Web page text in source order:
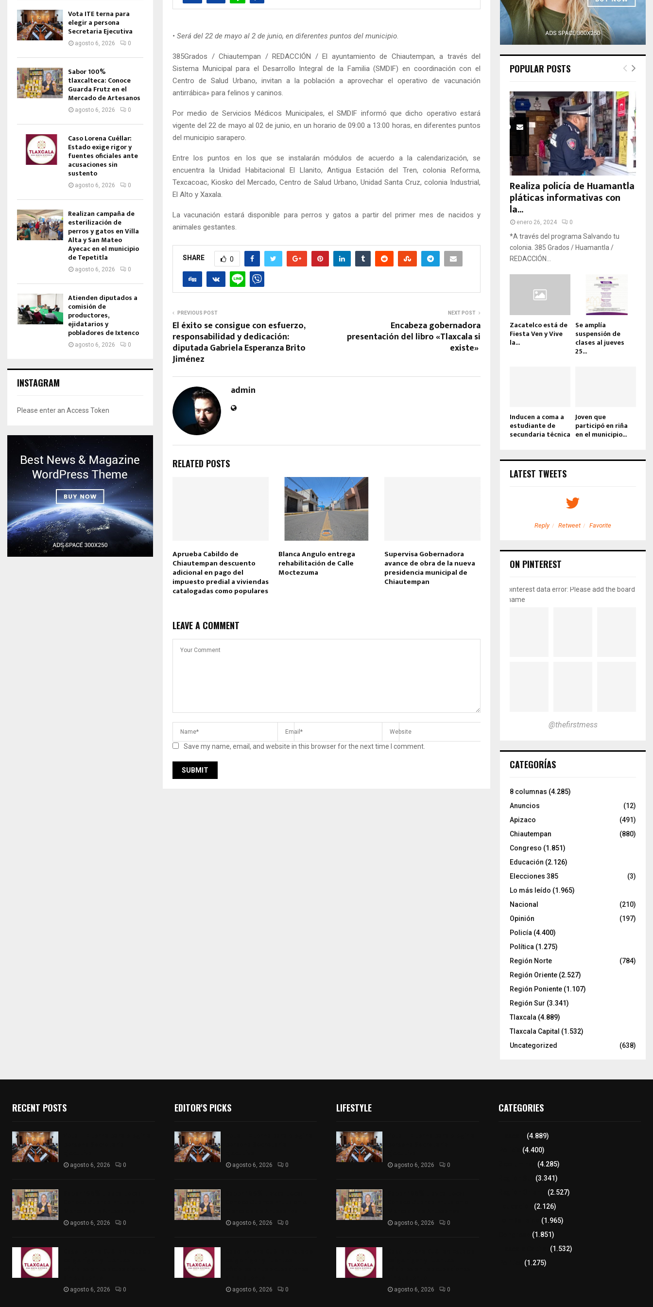
• Será del 22 de mayo al 2 de junio, en diferentes puntos del municipio
385Grados / Chiautempan / REDACCIÓN / El ayuntamiento de Chiautempan, a través del
Sistema Municipal para el Desarrollo Integral de la Familia (SMDIF) en coordinación con el
Centro de Salud Urbano, invitan a la población a aprovechar el operativo de vacunación
antirrábica» para felinos y caninos.
Por medio de Servicios Médicos Municipales, el SMDIF informó que dicho operativo estará
vigente del 22 de mayo al 02 de junio, en un horario de 09:00 a 13:00 horas, en diferentes puntos
del municipio sarapero.
Entre los puntos en los que se instalarán módulos de acuerdo a la calendarización, se
encuentra la Unidad Habitacional El Llanito, Antigua Estación del Tren, colonia Reforma,
Texcacoac, Kiosko del Mercado, Centro de Salud Urbano, Unidad Santa Cruz, colonia Industrial,
El Alto y Xaxala.
La vacunación estará disponible para perros y gatos a partir del primer mes de nacidos y
animales gestantes.
SHARE 0
PREVIOUS POST
El éxito se consigue con esfuerzo,
responsabilidad y dedicación:
diputada Gabriela Esperanza Brito
Jiménez
NEXT POST
Encabeza gobernadora
presentación del libro «Tlaxcala si
existe»
admin
RELATED POSTS
Aprueba Cabildo de
Chiautempan descuento
adicional en pago del
impuesto predial a viviendas
catalogadas como populares
Blanca Angulo entrega
rehabilitación de Calle
Moctezuma
Supervisa Gobernadora
avance de obra de la nueva
presidencia municipal de
Chiautempan
LEAVE A COMMENT
Save my name, email, and website in this browser for the next time I comment.
Vota ITE terna para
elegir a persona
Secretaria Ejecutiva
agosto 6, 2026 0
Sabor 100%
tlaxcalteca: Conoce
Guarda Frutz en el
Mercado de Artesanos
agosto 6, 2026 0
Caso Lorena Cuéllar:
Estado exige rigor y
fuentes oficiales ante
acusaciones sin
sustento
agosto 6, 2026 0
Realizan campaña de
esterilización de
perros y gatos en Villa
Alta y San Mateo
Ayecac en el municipio
de Tepetitla
agosto 6, 2026 0
Atienden diputados a
comisión de
productores,
ejidatarios y
pobladores de Ixtenco
agosto 6, 2026 0
INSTAGRAM
Please enter an Access Token
POPULAR POSTS
Realiza policía de Huamantla
pláticas informativas con
la...
enero 26, 2024 0
*A través del programa Salvando tu
colonia. 385 Grados / Huamantla /
REDACCIÓN...
Zacatelco está de
Fiesta Ven y Vive
la...
Se amplía
suspensión de
clases al jueves
25...
Inducen a coma a
estudiante de
secundaria técnica
Joven que
participó en riña
en el municipio...
LATEST TWEETS
Retweet Favorite Reply Retweet Favorite
ON PINTEREST
pinterest data error: Please add the board
name
@thefirstmess
CATEGORÍAS
8 columnas (4.285)
Anuncios
(12)
Apizaco
(491)
Chiautempan
(880)
Congreso (1.851)
Educación (2.126)
Elecciones 385
(3)
Lo más leído (1.965)
Nacional
(210)
Opinión
(197)
Policía (4.400)
Política (1.275)
Región Norte
(784)
Región Oriente (2.527)
Región Poniente (1.107)
Región Sur (3.341)
Tlaxcala (4.889)
Tlaxcala Capital (1.532)
Uncategorized
(638)
RECENT POSTS
agosto 6, 2026 0
agosto 6, 2026 0
agosto 6, 2026 0
EDITOR'S PICKS
agosto 6, 2026 0
agosto 6, 2026 0
agosto 6, 2026 0
LIFESTYLE
agosto 6, 2026 0
agosto 6, 2026 0
agosto 6, 2026 0
CATEGORIES
(4.889)
(4.400)
(4.285)
(3.341)
(2.527)
(2.126)
(1.965)
(1.851)
(1.532)
(1.275)